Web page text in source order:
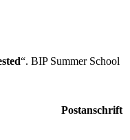
“. BIP Summer School
Postanschrift